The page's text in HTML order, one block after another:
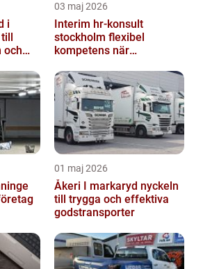
i
och
03 maj 2026
Interim hr-konsult
stockholm flexibel
kompetens när
stöd
01 maj 2026
Åkeri I markaryd nyckeln
till trygga och effektiva
godstransporter